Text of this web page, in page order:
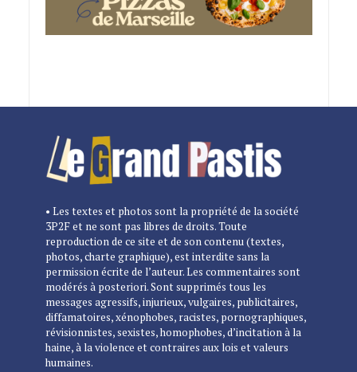
• Les textes et photos sont la propriété de la société
3P2F et ne sont pas libres de droits. Toute
reproduction de ce site et de son contenu (textes,
photos, charte graphique), est interdite sans la
permission écrite de l’auteur. Les commentaires sont
modérés à posteriori. Sont supprimés tous les
messages agressifs, injurieux, vulgaires, publicitaires,
diffamatoires, xénophobes, racistes, pornographiques,
révisionnistes, sexistes, homophobes, d’incitation à la
haine, à la violence et contraires aux lois et valeurs
humaines.